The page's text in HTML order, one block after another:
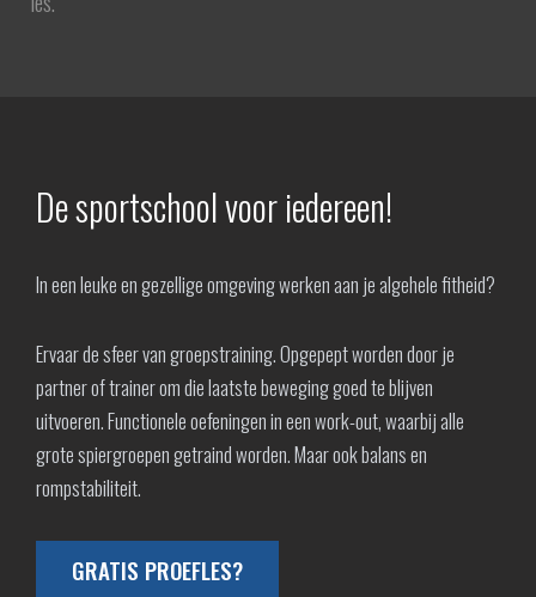
De sportschool voor iedereen!
In een leuke en gezellige omgeving werken aan je algehele fitheid?
Ervaar de sfeer van groepstraining. Opgepept worden door je
partner of trainer om die laatste beweging goed te blijven
uitvoeren. Functionele oefeningen in een work-out, waarbij alle
grote spiergroepen getraind worden. Maar ook balans en
rompstabiliteit.
GRATIS PROEFLES?